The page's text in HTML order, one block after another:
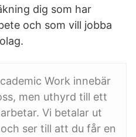
dig som har
och som vill jobba
Work innebär
men uthyrd till ett
Vi betalar ut
ser till att du får en